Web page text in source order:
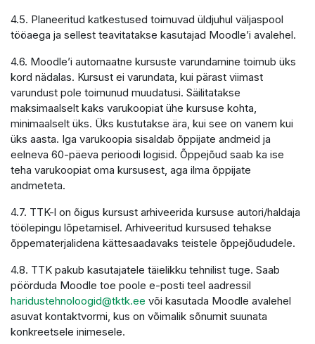
4.5. Planeeritud katkestused toimuvad üldjuhul väljaspool
tööaega ja sellest teavitatakse kasutajad Moodle’i avalehel.
4.6. Moodle’i automaatne kursuste varundamine toimub üks
kord nädalas. Kursust ei varundata, kui pärast viimast
varundust pole toimunud muudatusi. Säilitatakse
maksimaalselt kaks varukoopiat ühe kursuse kohta,
minimaalselt üks. Üks kustutakse ära, kui see on vanem kui
üks aasta. Iga varukoopia sisaldab õppijate andmeid ja
eelneva 60-päeva perioodi logisid. Õppejõud saab ka ise
teha varukoopiat oma kursusest, aga ilma õppijate
andmeteta.
4.7. TTK-l on õigus kursust arhiveerida kursuse autori/haldaja
töölepingu lõpetamisel. Arhiveeritud kursused tehakse
õppematerjalidena kättesaadavaks teistele õppejõududele.
4.8. TTK pakub kasutajatele täielikku tehnilist tuge. Saab
pöörduda Moodle toe poole e-posti teel aadressil
haridustehnoloogid@tktk.ee või kasutada Moodle avalehel
asuvat kontaktvormi, kus on võimalik sõnumit suunata
konkreetsele inimesele.